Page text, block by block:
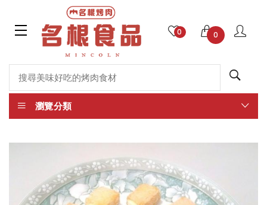
0 0
瀏覽分類